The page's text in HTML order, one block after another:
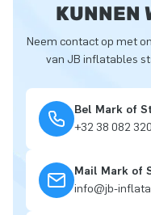
KUNNEN
Neem contact op met
van JB inflatables
Bel Mark of
+32 38 082 320
Mail Mark of
info@jb-